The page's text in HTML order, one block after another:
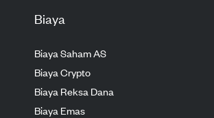
Biaya
Biaya Saham AS
Biaya Crypto
Biaya Reksa Dana
Biaya Emas